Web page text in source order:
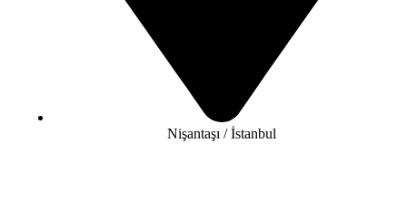
Nişantaşı / İstanbul